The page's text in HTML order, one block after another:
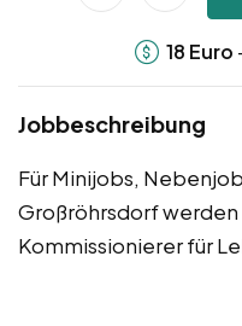
18 Euro
Jobbeschreibung
Für Minijobs,
Großröhrsdorf
Kommissionierer für